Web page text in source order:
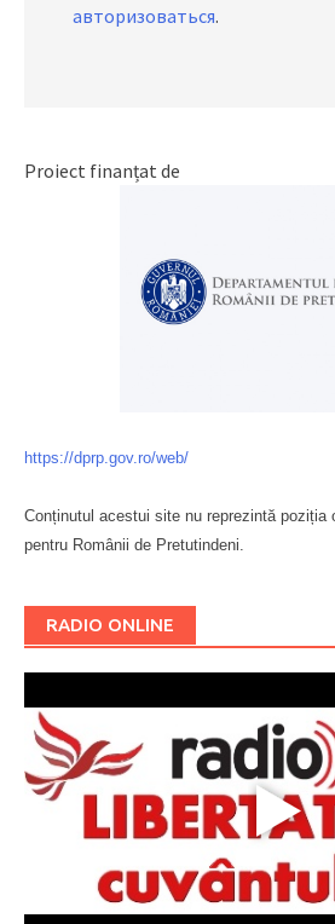
авторизоваться.
Proiect finanțat de
https://dprp.gov.ro/web/
Conținutul acestui site nu reprezintă poziția
pentru Românii de Pretutindeni.
RADIO ONLINE